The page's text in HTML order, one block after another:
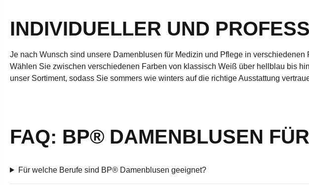
INDIVIDUELLER UND
Je nach Wunsch sind unsere Damenblusen für Medizin und Pflege in
Wählen Sie zwischen verschiedenen Farben von klassisch Weiß über hellblau bis
unser Sortiment, sodass Sie sommers wie winters auf die richtige Ausstattung
FAQ: BP® DAMENBLUSEN
Für welche Berufe sind BP® Damenblusen geeignet?